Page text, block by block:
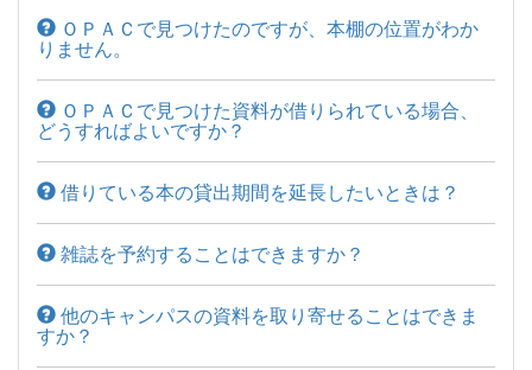
ＯＰＡＣで見つけたのですが、本棚の位置がわか
りません。
ＯＰＡＣで見つけた資料が借りられている場合、
どうすればよいですか？
借りている本の貸出期間を延長したいときは？
雑誌を予約することはできますか？
他のキャンパスの資料を取り寄せることはできま
すか？